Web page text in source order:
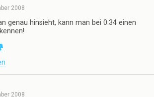
2008
genau hinsieht, kann man bei 0:34 einen
2008